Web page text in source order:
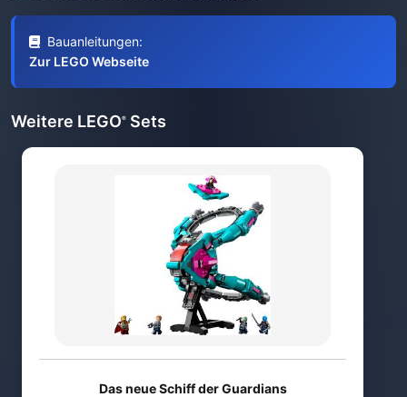
Bauanleitungen:
Zur LEGO Webseite
Weitere LEGO® Sets
Das neue Schiff der Guardians